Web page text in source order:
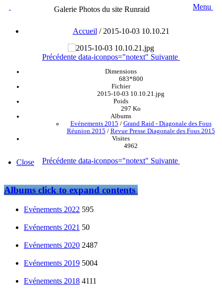
Galerie Photos du site Runraid Menu
Accueil / 2015-10-03 10.10.21
Précédente data-iconpos="notext" Suivante
Dimensions
683*800
Fichier
2015-10-03 10.10.21.jpg
Poids
297 Ko
Albums
Evénements 2015 / Grand Raid - Diagonale des Fous
Réunion 2015 / Revue Presse Diagonale des Fous 2015
Visites
4962
Précédente data-iconpos="notext" Suivante
Close
Albumsclick to expand contents
Evénements 2022 595
Evénements 2021 50
Evénements 2020 2487
Evénements 2019 5004
Evénements 2018 4111